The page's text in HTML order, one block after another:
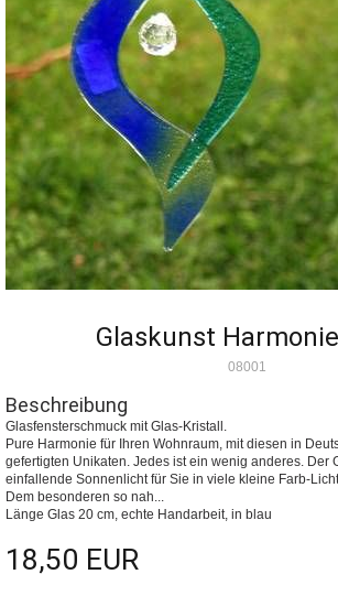
Glaskunst
08001
Beschreibung
Glasfensterschmuck mit Glas-Kristall.
Pure Harmonie für Ihren Wohnraum, mit diesen in
gefertigten Unikaten. Jedes ist ein wenig anderes. Der
einfallende Sonnenlicht für Sie in viele kleine Farb-
Dem besonderen so nah...
Länge Glas 20 cm, echte Handarbeit, in blau
18,50 EUR